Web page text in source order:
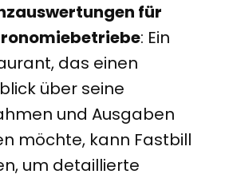
für
: Ein
das einen
über seine
und Ausgaben
möchte, kann Fastbill
um detaillierte